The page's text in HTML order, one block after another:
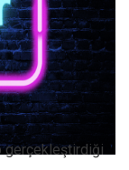
gerçekleştirdiği